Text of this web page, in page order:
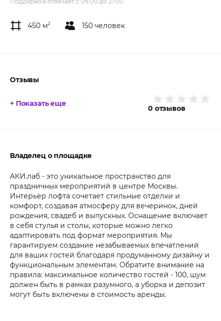
450 м2 150 человек
Отзывы
0 отзывов
+ Показать еще
Владелец о площадке
АКИ.лаб - это уникальное пространство для
праздничных мероприятий в центре Москвы.
Интерьер лофта сочетает стильные отделки и
комфорт, создавая атмосферу для вечеринок, дней
рождения, свадеб и выпускных. Оснащение включает
в себя стулья и столы, которые можно легко
адаптировать под формат мероприятия. Мы
гарантируем создание незабываемых впечатлений
для ваших гостей благодаря продуманному дизайну и
функциональным элементам. Обратите внимание на
правила: максимальное количество гостей - 100, шум
должен быть в рамках разумного, а уборка и депозит
могут быть включены в стоимость аренды.